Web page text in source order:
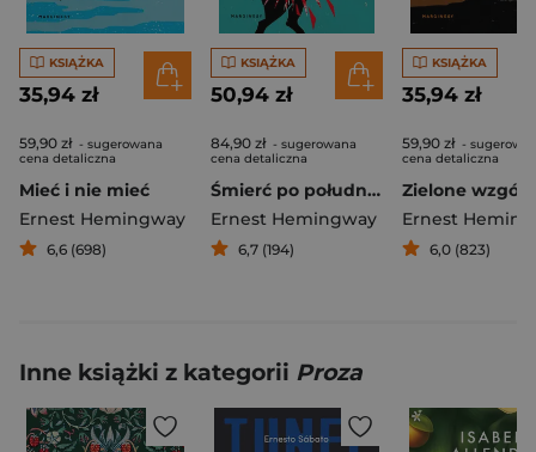
KSIĄŻKA
35,94 zł
59,90 zł - sugerowana
cena detaliczna
Mieć i nie mieć
Ernest Hemingway
6,6 (698)
KSIĄŻKA
50,94 zł
84,90 zł - sugerowana
cena detaliczna
Śmierć po południu
Ernest Hemingway
6,7 (194)
KSIĄŻKA
35,94 zł
59,90 zł -
cena detaliczna
Ernest
6,0 (823)
Inne książki z kategorii Proza